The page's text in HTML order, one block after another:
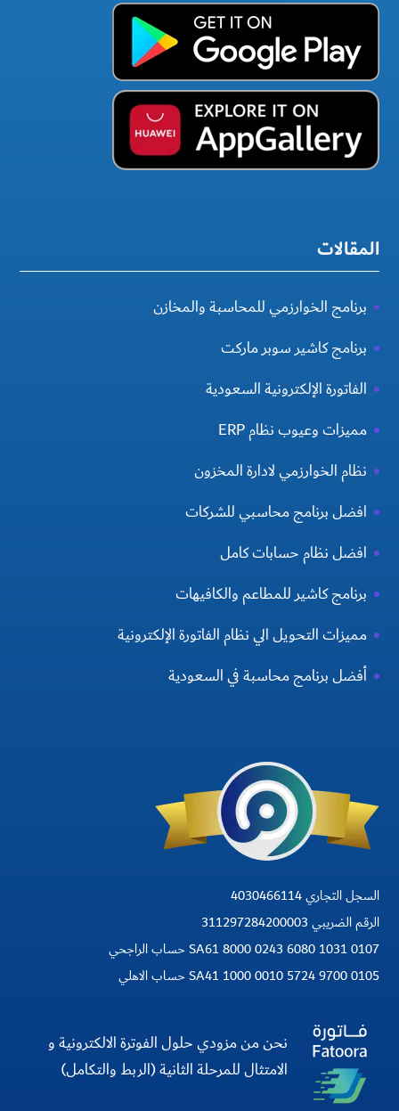
المقالات
برنامج الخوارزمي للمحاسبة والمخازن
برنامج كاشير سوبر ماركت
الفاتورة الإلكترونية السعودية
مميزات وعيوب نظام ERP
نظام الخوارزمي لادارة المخزون
افضل برنامج محاسبي للشركات
افضل نظام حسابات كامل
برنامج كاشير للمطاعم والكافيهات
مميزات التحويل الي نظام الفاتورة الإلكترونية
أفضل برنامج محاسبة في السعودية
السجل التجاري 4030466114
الرقم الضريبي 311297284200003
SA61 8000 0243 6080 1031 0107 حساب الراجحي
SA41 1000 0010 5724 9700 0105 حساب الاهلي
نحن من مزودي حلول الفوترة الالكترونية و
الامتثال للمرحلة الثانية (الربط والتكامل)